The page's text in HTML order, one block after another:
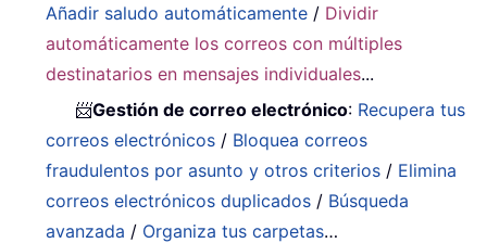
Añadir saludo automáticamente / Dividir
automáticamente los correos con múltiples
destinatarios en mensajes individuales...
📨Gestión de correo electrónico: Recupera tus
correos electrónicos / Bloquea correos
fraudulentos por asunto y otros criterios / Elimina
correos electrónicos duplicados / Búsqueda
avanzada / Organiza tus carpetas…